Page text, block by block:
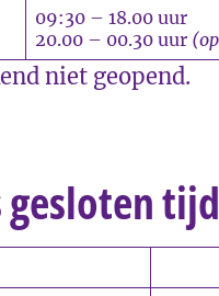
09:30 – 18.00 uur
20.00 – 00.30 uur
niet geopend.
gesloten